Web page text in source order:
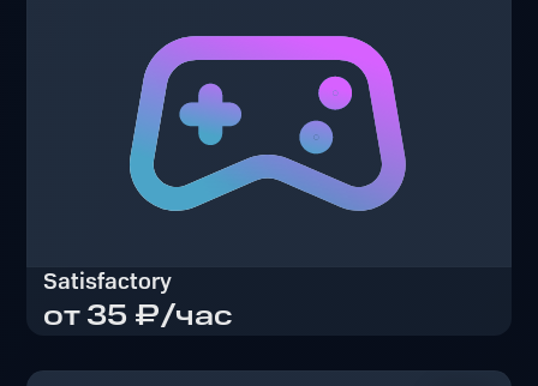
Satisfactory
от 35 ₽/час